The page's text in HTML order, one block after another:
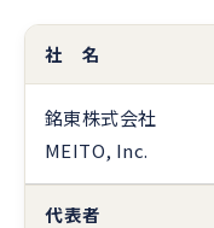
社 名
銘東株式会社
MEITO, Inc.
代表者